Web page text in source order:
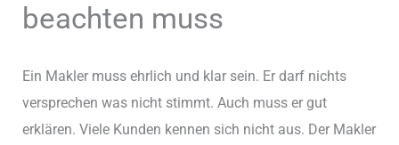
beachten muss
Ein Makler muss ehrlich und klar sein. Er darf nichts
versprechen was nicht stimmt. Auch muss er gut
erklären. Viele Kunden kennen sich nicht aus. Der Makler